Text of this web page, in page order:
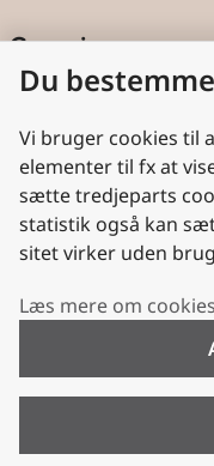
Genveje
Cookies
Aktindsigt
Nyttige links
Plan- og
Folkekirken.dk
Du
Vi bruger cookies til
elementer til fx at
sætte tredjeparts
statistik også kan
sitet virker uden
Læs mere om cookies